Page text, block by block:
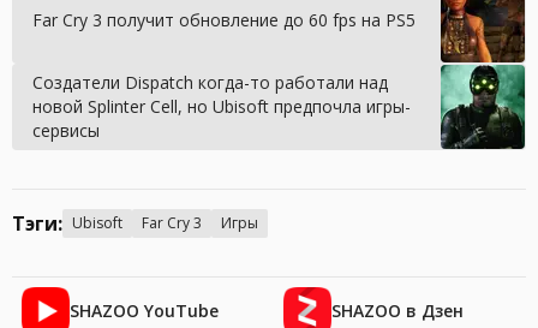
Far Cry 3 получит обновление до 60 fps на PS5
Создатели Dispatch когда-то работали над
новой Splinter Cell, но Ubisoft предпочла игры-
сервисы
Тэги: Ubisoft Far Cry 3 Игры
SHAZOO YouTube SHAZOO в Дзен